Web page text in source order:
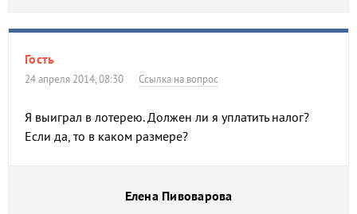
Гость
24 апреля 2014, 08:30 Ссылка на вопрос
Я выиграл в лотерею. Должен ли я уплатить налог?
Если да, то в каком размере?
Елена Пивоварова